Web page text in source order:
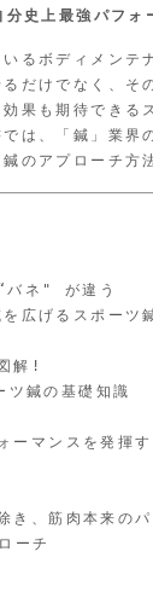
分史上最強パフォ
るボディメンテ
だけでなく、そ
果も期待できる
は、「鍼」業界
のアプローチ方
ネ" が違う
広げるスポーツ
解!
ツ鍼の基礎知識
マンスを発揮
、筋肉本来のパ